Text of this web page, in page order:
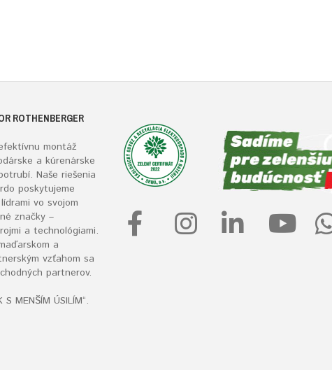
ROTHENBERGER
montáž
a kúrenárske
Naše riešenia
poskytujeme
vo svojom
značky –
a technológiami.
a
vzťahom sa
partnerov.
MENŠÍM ÚSILÍM“.